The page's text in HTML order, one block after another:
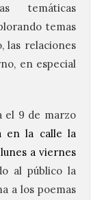
temáticas
temas
las relaciones
en especial
el 9 de marzo
en la calle la
a viernes
al público la
a los poemas